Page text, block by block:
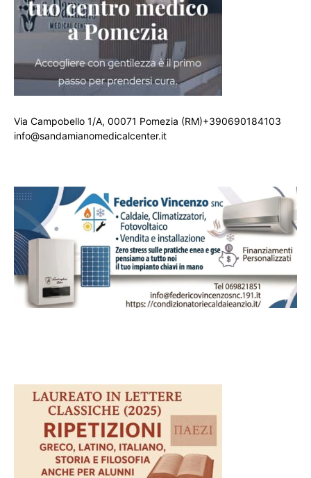
Via Campobello 1/A, 00071 Pomezia (RM)+390690184103
info@sandamianomedicalcenter.it